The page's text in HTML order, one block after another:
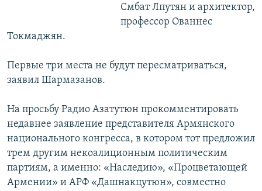
Смбат Лпутян и архитектор,
профессор Ованнес
Токмаджян.
Первые три места не будут пересматриваться,
заявил Шармазанов.
На просьбу Радио Азатутюн прокомментировать
недавнее заявление представителя Армянского
национального конгресса, в котором тот предложил
трем другим некоалиционным политическим
партиям, а именно: «Наследию», «Процветающей
Армении» и АРФ «Дашнакцутюн», совместно